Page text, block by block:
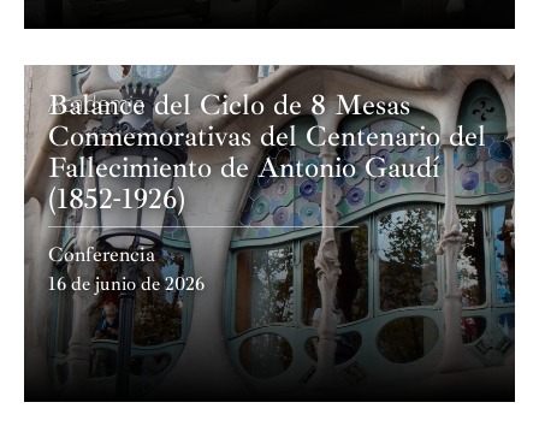
Academia
Balance del Ciclo de 8 Mesas
Conmemorativas del Centenario del
Fallecimiento de Antonio Gaudí
(1852-1926)
Conferencia
16 de junio de 2026